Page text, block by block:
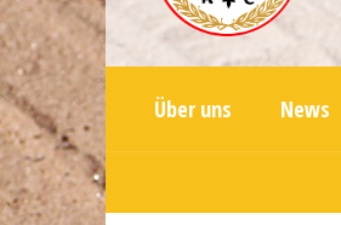
Über uns News